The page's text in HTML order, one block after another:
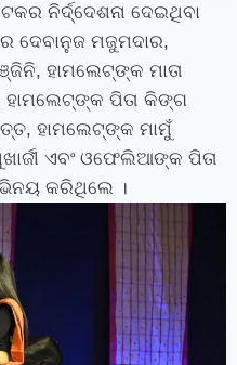
ନିର୍ଦ୍ଦେଶନା ଦେଇଥିବା
ଦେବାନୁଜ ମଜୁମଦାର,
ହାମଲେଟ୍‌ଙ୍କ ମାତା
ହାମଲେଟ୍‌ଙ୍କ ପିତା କିଙ୍ଗ
ହାମଲେଟ୍‌ଙ୍କ ମାମୁଁ
ଏବଂ ଓଫେଲିଆଙ୍କ ପିତା
କରିଥିଲେ ।